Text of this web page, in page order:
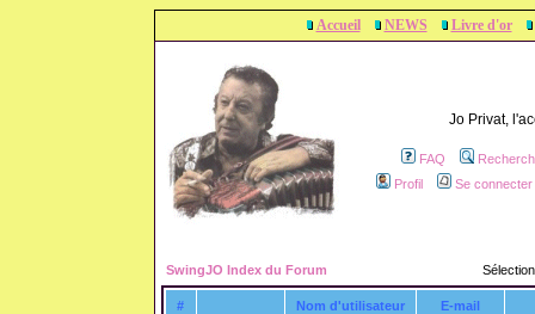
Accueil NEWS Livre d'or
Jo Privat,
FAQ
Profil
Se
SwingJO Index du Forum
# Nom d'utilisateur E-mail